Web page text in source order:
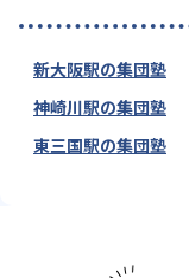
新大阪駅の集団塾
神崎川駅の集団塾
東三国駅の集団塾